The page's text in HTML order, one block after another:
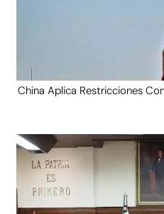
China Aplica Restricciones